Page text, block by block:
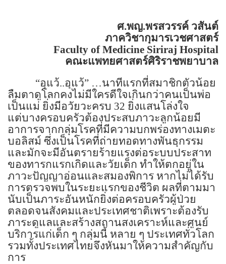
ศ.พญ.พรสวรรค์ วสันต์
ภาควิชากุมารเวชศาสตร์
Faculty ofMedicine Siriraj Hospital
คณะแพทยศาสตร์ศิริราชพยาบาล
“อุแว้..อุแว้” …นาทีแรกที่สมาชิกตัวน้อย
ลืมตาดูโลกคงไม่มีใครดีใจเกินกว่าคนเป็นพ่อ
เป็นแม่ ยิ่งมีอวัยวะครบ 32 ยิ่งแสนโล่งใจ
แต่บางครอบครัวต้องประสบภาวะลูกน้อยมี
อาการจากกลุ่มโรคที่มีความบกพร่องทางเมตะ
บอลิสม์ ซึ่งเป็นโรคที่ถ่ายทอดทางพันธุกรรม
และมักจะมีอันตรายร้ายแรงต่อระบบประสาท
ของทารกแรกเกิดและวัยเด็ก ทำให้ตกอยู่ใน
ภาวะปัญญาอ่อนและสมองพิการ หากไม่ได้รับ
การตรวจพบในระยะแรกของชีวิต ผลที่ตามมา
นับเป็นภาระอันหนักยิ่งต่อครอบครัวผู้ป่วย
ตลอดจนสังคมและประเทศชาติเพราะต้องรับ
ภาระดูแลและสร้างสถานสงเคราะห์และศูนย์
บริการแก่เด็ก ๆ กลุ่มนี้ หลาย ๆ ประเทศทั่วโลก
รวมทั้งประเทศไทยจึงหันมาให้ความสำคัญกับ
การ